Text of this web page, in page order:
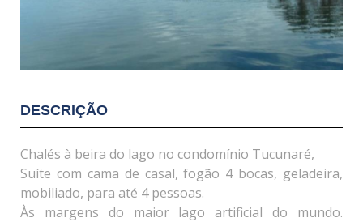
DESCRIÇÃO
Chalés à beira do lago no condomínio Tucunaré,
Suíte com cama de casal, fogão 4 bocas, geladeira,
mobiliado, para até 4 pessoas.
Às margens do maior lago artificial do mundo.